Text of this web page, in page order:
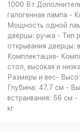
1000 Вт
галогенная лампа -
Мощность одной
дверцы: ручка - Тип
открывания дверцы:
Комплектация-
стол, высокая и
Размеры и вес-
Глубина: 47.7 см -
встраивания: 56 см
кг